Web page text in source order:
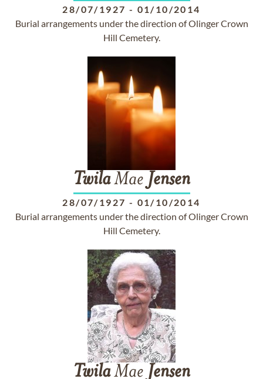
28/07/1927 - 01/10/2014
Burial arrangements under the direction of Olinger Crown
Hill Cemetery.
TwilaMae Jensen
28/07/1927 - 01/10/2014
Burial arrangements under the direction of Olinger Crown
Hill Cemetery.
TwilaMae Jensen